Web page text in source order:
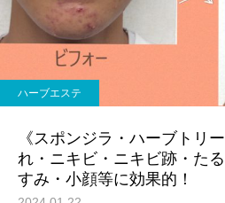
ハーブエステ
《スポンジラ・ハーブトリ
れ・ニキビ・ニキビ跡・た
すみ・小顔等に効果的！